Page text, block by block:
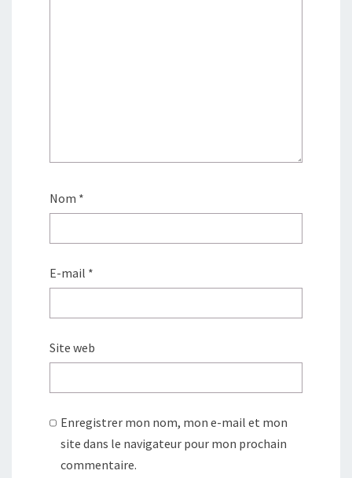
Nom *
E-mail *
Site web
Enregistrer mon nom, mon e-mail et mon
site dans le navigateur pour mon prochain
commentaire.